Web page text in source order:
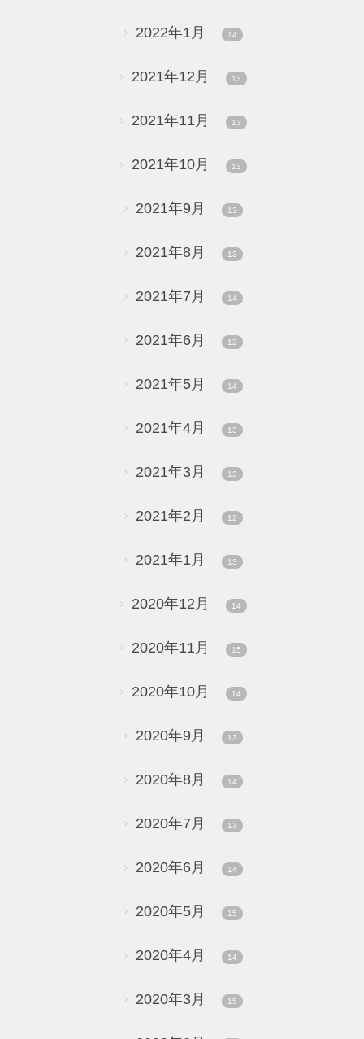
2022年1月 14
2021年12月 13
2021年11月 13
2021年10月 13
2021年9月 13
2021年8月 13
2021年7月 14
2021年6月 12
2021年5月 14
2021年4月 13
2021年3月 13
2021年2月 12
2021年1月 13
2020年12月 14
2020年11月 15
2020年10月 14
2020年9月 13
2020年8月 14
2020年7月 13
2020年6月 14
2020年5月 15
2020年4月 14
2020年3月 15